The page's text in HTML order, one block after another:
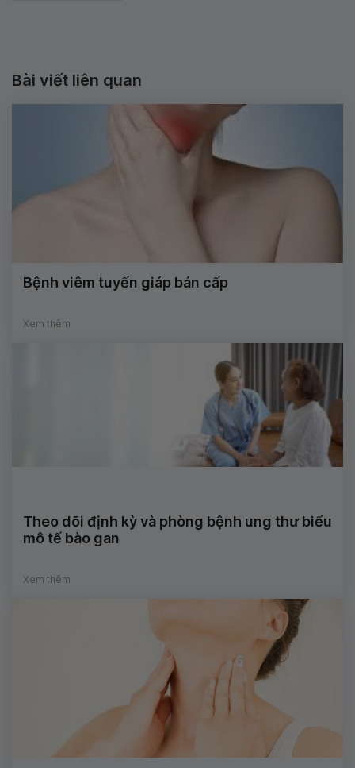
Bài viết liên quan
Bệnh viêm tuyến giáp bán cấp
Xem thêm
Theo dõi định kỳ và phòng bệnh ung thư biểu
mô tế bào gan
Xem thêm